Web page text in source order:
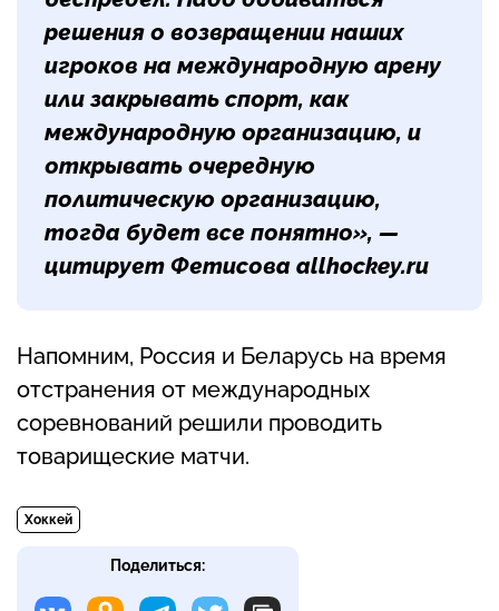
решения о возвращении наших
игроков на международную арену
или закрывать спорт, как
международную организацию, и
открывать очередную
политическую организацию,
тогда будет все понятно», —
цитирует Фетисова allhockey.ru
Напомним, Россия и Беларусь на время
отстранения от международных
соревнований решили проводить
товарищеские матчи.
Хоккей
Поделиться: